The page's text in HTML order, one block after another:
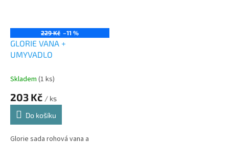
229 Kč –11 %
GLORIE VANA +
UMYVADLO
Skladem (1 ks)
203 Kč / ks
Do košíku
Glorie sada rohová vana a